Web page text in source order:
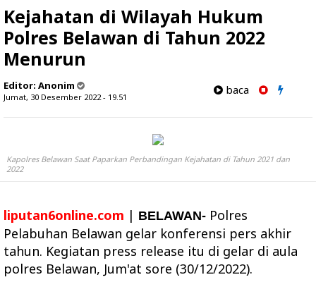
Kejahatan di Wilayah Hukum
Polres Belawan di Tahun 2022
Menurun
Editor: Anonim
Jumat, 30 Desember 2022 - 19.51
baca
Kapolres Belawan Saat Paparkan Perbandingan Kejahatan di Tahun 2021 dan
2022
liputan6online.com | BELAWAN- Polres
Pelabuhan Belawan gelar konferensi pers akhir
tahun. Kegiatan press release itu di gelar di aula
polres Belawan, Jum'at sore (30/12/2022).